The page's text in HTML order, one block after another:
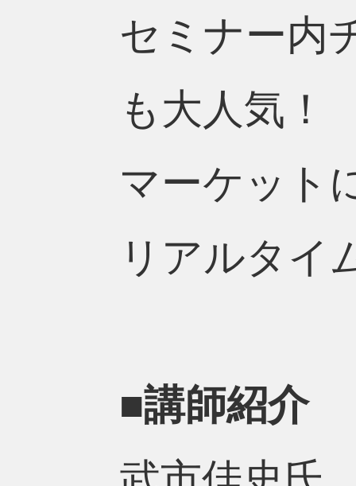
セミナー内
も大人気！
マーケット
リアルタイ
■講師紹介